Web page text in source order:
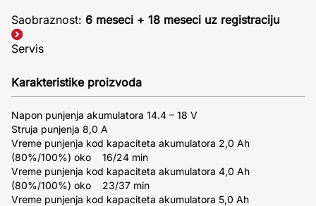
Saobraznost: 6 meseci + 18 meseci uz registraciju
Servis
Karakteristike proizvoda
Napon punjenja akumulatora 14.4 – 18 V
Struja punjenja 8,0 A
Vreme punjenja kod kapaciteta akumulatora 2,0 Ah
(80%/100%) oko 16/24 min
Vreme punjenja kod kapaciteta akumulatora 4,0 Ah
(80%/100%) oko 23/37 min
Vreme punjenja kod kapaciteta akumulatora 5,0 Ah